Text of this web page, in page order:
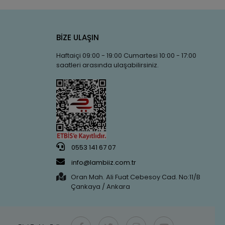
BİZE ULAŞIN
Haftaiçi 09:00 - 19:00 Cumartesi 10:00 - 17:00
saatleri arasında ulaşabilirsiniz.
0553 141 67 07
info@lambiiz.com.tr
Oran Mah. Ali Fuat Cebesoy Cad. No:11/B
Çankaya / Ankara